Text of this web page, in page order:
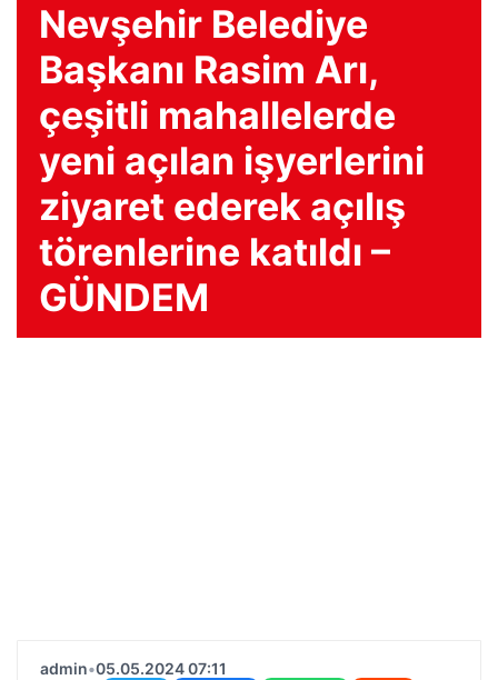
Nevşehir Belediye
Başkanı Rasim Arı,
çeşitli mahallelerde
yeni açılan işyerlerini
ziyaret ederek açılış
törenlerine katıldı –
GÜNDEM
admin•05.05.2024 07:11